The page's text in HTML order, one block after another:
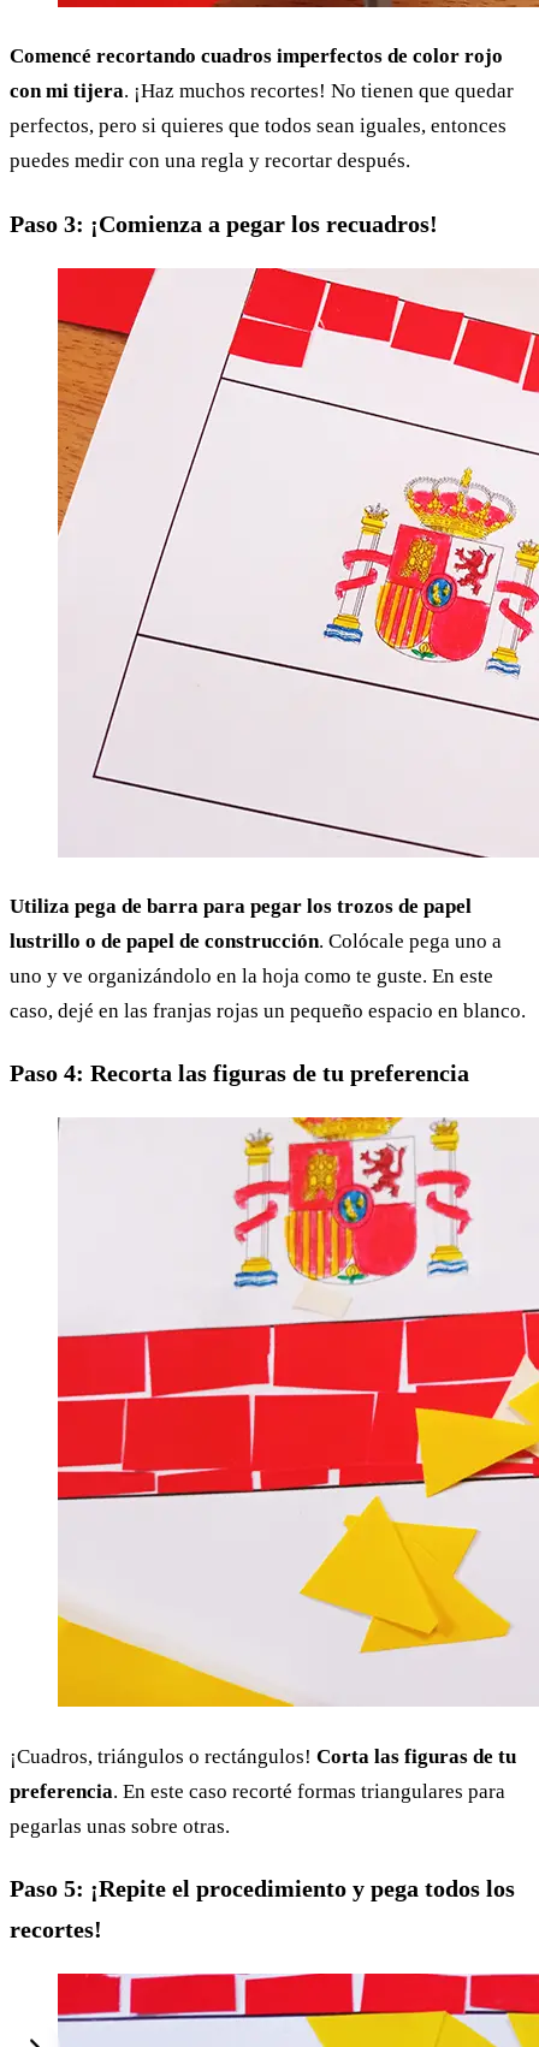
Comencé recortando cuadros imperfectos de color rojo
con mi tijera. ¡Haz muchos recortes! No tienen que quedar
perfectos, pero si quieres que todos sean iguales, entonces
puedes medir con una regla y recortar después.
Paso 3: ¡Comienza a pegar los recuadros!
Utiliza pega de barra para pegar los trozos de papel
lustrillo o de papel de construcción. Colócale pega uno a
uno y ve organizándolo en la hoja como te guste. En este
caso, dejé en las franjas rojas un pequeño espacio en blanco.
Paso 4: Recorta las figuras de tu preferencia
¡Cuadros, triángulos o rectángulos! Corta las figuras de tu
preferencia. En este caso recorté formas triangulares para
pegarlas unas sobre otras.
Paso 5: ¡Repite el procedimiento y pega todos los
recortes!